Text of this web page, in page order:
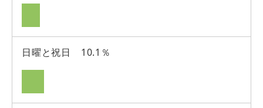
日曜と祝日 10.1％